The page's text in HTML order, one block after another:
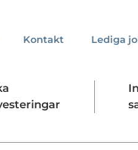
Forskningssäkerhet
Kontakt Lediga